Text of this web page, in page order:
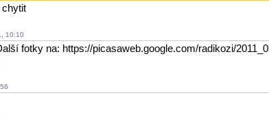
chytit
10:10
fotky na: https://picasaweb.google.com/radikozi/